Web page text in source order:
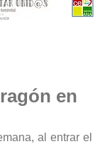
en
al entrar el